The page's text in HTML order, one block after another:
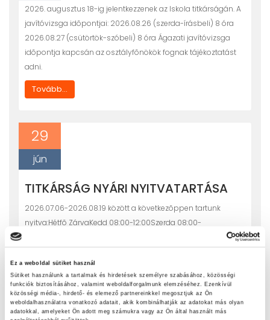
Ez a weboldal sütiket használ
Sütiket használunk a tartalmak és hirdetések személyre szabásához, közösségi
funkciók biztosításához, valamint weboldalforgalmunk elemzéséhez. Ezenkívül
közösségi média-, hirdető- és elemező partnereinkkel megosztjuk az Ön
weboldalhasználatra vonatkozó adatait, akik kombinálhatják az adatokat más olyan
adatokkal, amelyeket Ön adott meg számukra vagy az Ön által használt más
2026. augusztus 18-ig jelentkezzenek az Iskola titkárságán. A
javítóvizsga idõpontjai: 2026.08.26 (szerda-írásbeli) 8 óra
2026.08.27 (csütörtök-szóbeli) 8 óra Ágazati javítóvizsga
idõpontja kapcsán az osztályfõnökök fognak tájékoztatást
adni.
Tovább...
29
jún
TITKÁRSÁG NYÁRI NYITVATARTÁSA
2026.07.06-2026.08.19 között a következõppen tartunk
nyitva:Hétfõ ZárvaKedd 08:00-12:00Szerda 08:00-
ügyintézés.
Tovább...